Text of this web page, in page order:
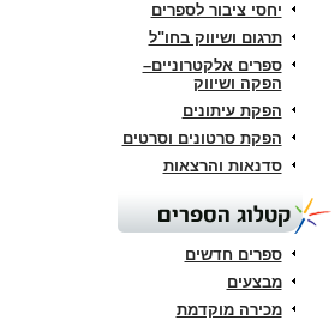
יחסי ציבור לספרים
תרגום ושיווק בחו"ל
ספרים אלקטרוניים–
הפקה ושיווק
הפקת עיתונים
הפקת סרטונים וסרטים
סדנאות והרצאות
קטלוג הספרים
ספרים חדשים
מבצעים
מכירה מוקדמת